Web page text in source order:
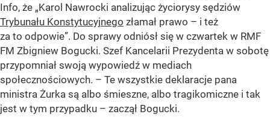
Info, że „Karol Nawrocki analizując życiorysy sędziów
Trybunału Konstytucyjnego złamał prawo – i też
za to odpowie”. Do sprawy odniósł się w czwartek w RMF
FM Zbigniew Bogucki. Szef Kancelarii Prezydenta w sobotę
przypomniał swoją wypowiedź w mediach
społecznościowych. – Te wszystkie deklaracje pana
ministra Żurka są albo śmieszne, albo tragikomiczne i tak
jest w tym przypadku – zaczął Bogucki.